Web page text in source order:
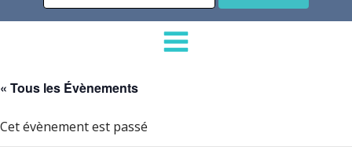
« Tous les Évènements
Cet évènement est passé